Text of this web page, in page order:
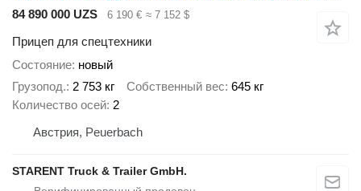
84 890 000 UZS 6 190 € ≈ 7 152 $
Прицеп для спецтехники
Состояние новый
Грузопод. 2 753 кг Собственный вес 645 кг
Количество осей 2
Австрия, Peuerbach
STARENT Truck & Trailer GmbH.